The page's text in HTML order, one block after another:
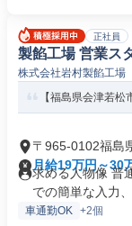
正社員
製餡工場 営業ス
株式会社岩村製餡工場
【福島県会津若
〒965-0102福島
月給19万円～30
求める人物像 普
での簡単な入力、
車通勤OK +2個